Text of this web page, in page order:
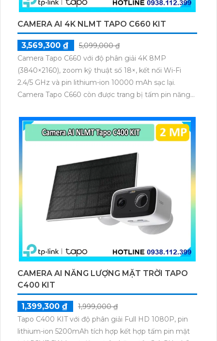
CAMERA AI 4K NLMT TAPO C660 KIT
3,569,300 ₫
5,099,000 ₫
Camera Tapo C660 với độ phân giải 4K 8MP
(3840×2160), zoom kỹ thuật số 18×, kết nối Wi-Fi
2.4/5 GHz và pin lithium-ion 10000 mAh sạc lại.
Camera Tapo C660 còn được trang bị tấm pin năng
thú cưng, phương tiện, lưu trữ thẻ microSD tối đa 512
GB.
CAMERA AI NĂNG LƯỢNG MẶT TRỜI TAPO
C400 KIT
1,399,300 ₫
1,999,000 ₫
Tapo C400 KIT với độ phân giải Full HD 1080P, pin
lithium-ion 5200mAh tích hợp kết hợp tấm pin mặt